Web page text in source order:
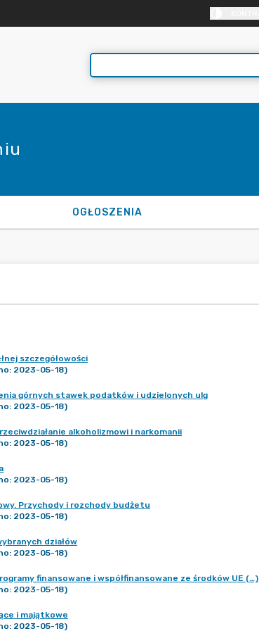
OGŁOSZENIA
szczegółowości
2023-05-18)
górnych stawek podatków i udzielonych ulg
2023-05-18)
alkoholizmowi i narkomanii
2023-05-18)
2023-05-18)
Przychody i rozchody budżetu
2023-05-18)
działów
2023-05-18)
finansowane i współfinansowane ze środków UE (…)
2023-05-18)
i majątkowe
2023-05-18)